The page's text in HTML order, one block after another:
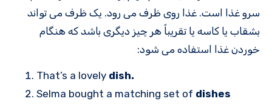
سرو غذا است. غذا روی ظرف می رود. یک ظرف می تواند
بشقاب یا کاسه یا تقریباً هر چیز دیگری باشد که هنگام
خوردن غذا استفاده می شود:
That’s a lovely dish.
Selma bought a matching set of dishes